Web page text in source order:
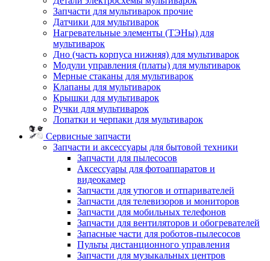
Запчасти для мультиварок прочие
Датчики для мультиварок
Нагревательные элементы (ТЭНы) для
мультиварок
Дно (часть корпуса нижняя) для мультиварок
Модули управления (платы) для мультиварок
Мерные стаканы для мультиварок
Клапаны для мультиварок
Крышки для мультиварок
Ручки для мультиварок
Лопатки и черпаки для мультиварок
Сервисные запчасти
Запчасти и аксессуары для бытовой техники
Запчасти для пылесосов
Аксессуары для фотоаппаратов и
видеокамер
Запчасти для утюгов и отпаривателей
Запчасти для телевизоров и мониторов
Запчасти для мобильных телефонов
Запчасти для вентиляторов и обогревателей
Запасные части для роботов-пылесосов
Пульты дистанционного управления
Запчасти для музыкальных центров